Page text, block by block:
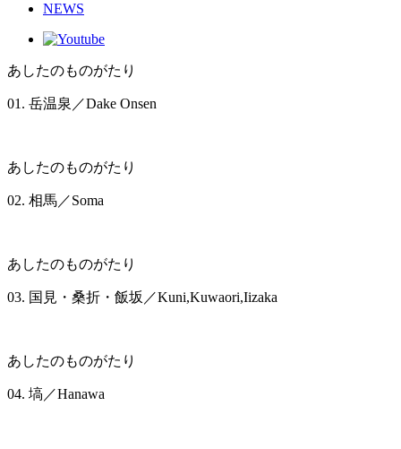
NEWS
あしたのものがたり
01. 岳温泉 ／Dake Onsen
あしたのものがたり
02. 相馬／Soma
あしたのものがたり
03. 国見・桑折・飯坂 ／Kuni,Kuwaori,Iizaka
あしたのものがたり
04. 塙 ／Hanawa